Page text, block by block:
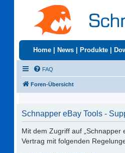
Home News Produkte
FAQ
Foren-Übersicht
Schnapper eBay Tools -
Mit dem Zugriff auf „Schnapper
Vertrag mit folgenden